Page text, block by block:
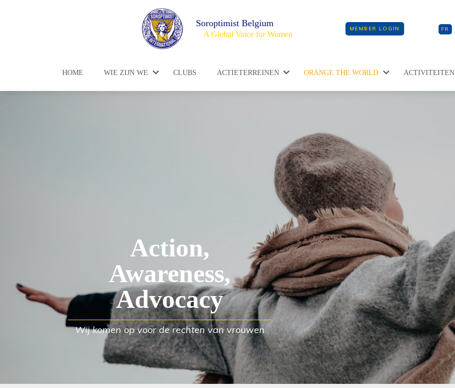
Soroptimist Belgium
A Global Voice for Women
MEMBER LOGIN FR
HOME WIE ZIJN WE CLUBS ACTIETERREINEN ORANGE THE WORLD ACTIVITEITEN
Action,
Awareness,
Advocacy
Wij komen op voor de rechten van vrouwen